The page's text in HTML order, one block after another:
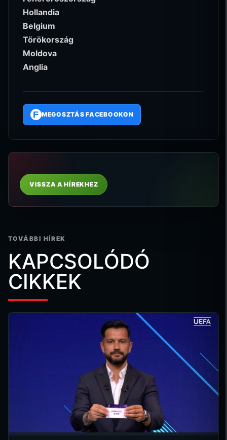
Hollandia
Belgium
Törökország
Moldova
Anglia
F MEGOSZTÁS FACEBOOKON
VISSZA A HÍREKHEZ
TOVÁBBI HÍREK
KAPCSOLÓDÓ
CIKKEK